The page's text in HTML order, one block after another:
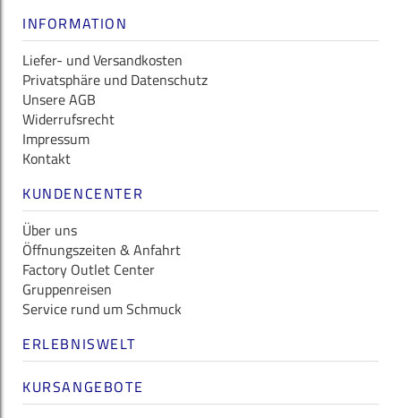
INFORMATION
Liefer- und Versandkosten
Privatsphäre und Datenschutz
Unsere AGB
Widerrufsrecht
Impressum
Kontakt
KUNDENCENTER
Über uns
Öffnungszeiten & Anfahrt
Factory Outlet Center
Gruppenreisen
Service rund um Schmuck
ERLEBNISWELT
KURSANGEBOTE